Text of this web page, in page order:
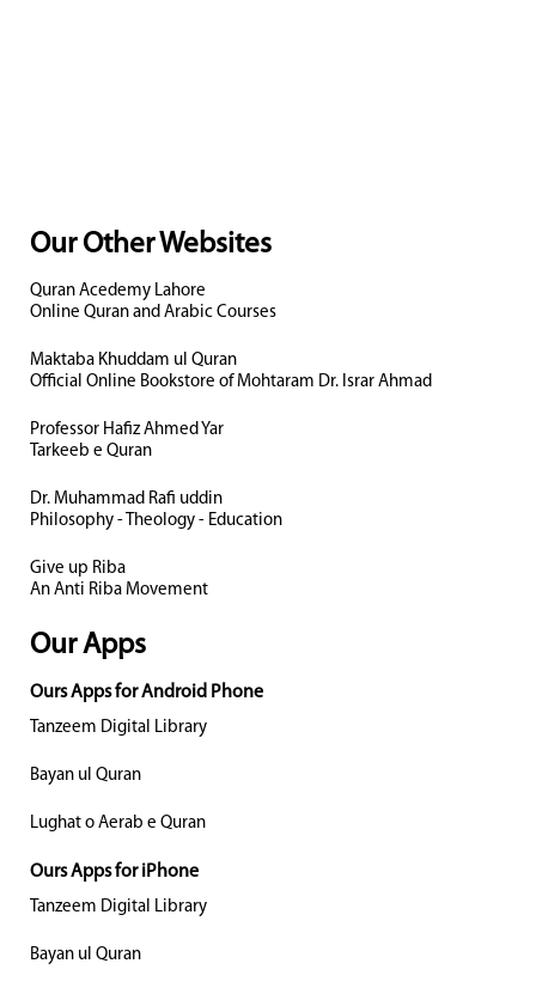
Our Other Websites
Quran Acedemy Lahore
Online Quran and Arabic Courses
Maktaba Khuddam ul Quran
Official Online Bookstore of Mohtaram Dr. Israr Ahmad
Professor Hafiz Ahmed Yar
Tarkeeb e Quran
Dr. Muhammad Rafi uddin
Philosophy - Theology - Education
Give up Riba
An Anti Riba Movement
Our Apps
Ours Apps for Android Phone
Tanzeem Digital Library
Bayan ul Quran
Lughat o Aerab e Quran
Ours Apps for iPhone
Tanzeem Digital Library
Bayan ul Quran